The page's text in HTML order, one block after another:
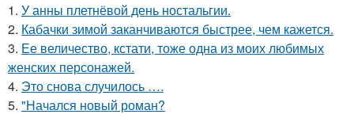
1. У анны плетнёвой день ностальгии.
2. Кабачки зимой заканчиваются быстрее, чем кажется.
3. Ее величество, кстати, тоже одна из моих любимых
женских персонажей.
4. Это снова случилось ….
5. "Начался новый роман?